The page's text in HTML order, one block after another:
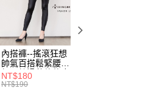
通過，訂單將自動取
你分期系統評分，恕
月結算日後寄送繳費提
灣大直營門市／銀行轉
至「AFTEE先享後
成結帳。
內搭褲--搖滾狂想
帥氣百搭鬆緊腰頭
超彈絲滑薄款仿皮
褲(黑XL-6L)-R179
NT$180
NT$190